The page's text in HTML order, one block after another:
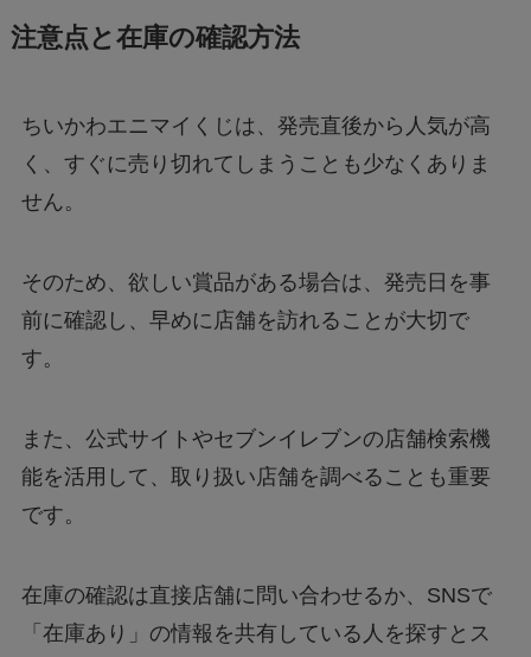
注意点と在庫の確認方法
ちいかわエニマイくじは、発売直後から人気が高
く、すぐに売り切れてしまうことも少なくありま
せん。
そのため、欲しい賞品がある場合は、発売日を事
前に確認し、早めに店舗を訪れることが大切で
す。
また、公式サイトやセブンイレブンの店舗検索機
能を活用して、取り扱い店舗を調べることも重要
です。
在庫の確認は直接店舗に問い合わせるか、SNSで
「在庫あり」の情報を共有している人を探すとス